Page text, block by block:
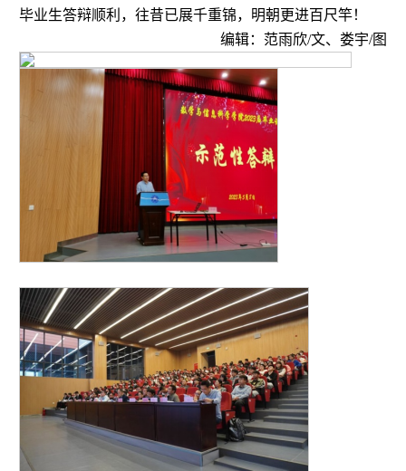
毕业生答辩顺利，往昔已展千重锦，明朝更进百尺竿！
编辑：范雨欣/文、娄宇/图